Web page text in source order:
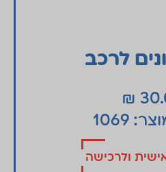
לרכב
₪
1069
ולרכישה